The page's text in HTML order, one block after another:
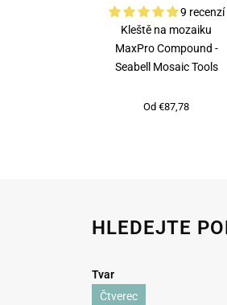
9 recenzí
Kleště na mozaiku
MaxPro Compound -
Seabell Mosaic Tools
Od €87,78
HLEDEJTE
Tvar
Čtverec